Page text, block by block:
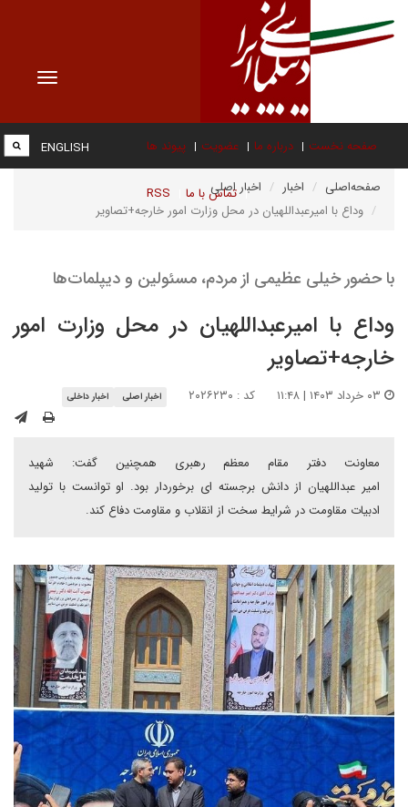
Toggle
صفحه نخست درباره ما عضویت پیوند ها
تماس با ما RSS
ENGLISH
صفحه‌اصلی اخبار
اخبار اصلی
وداع با امیرعبداللهیان در محل وزارت امور خارجه+تصاویر
با حضور خیلی عظیمی از مردم، مسئولین و دیپلمات‌ها
وداع با امیرعبداللهیان در محل وزارت امور
خارجه+تصاویر
کد : ۲۰۲۶۲۳۰ اخبار اصلی اخبار داخلی
معاونت دفتر مقام معظم رهبری همچنین گفت: شهید
امیر عبداللهیان از دانش برجسته ای برخوردار بود. او توانست با تولید
ادبیات مقاومت در شرایط سخت از انقلاب و مقاومت دفاع کند.